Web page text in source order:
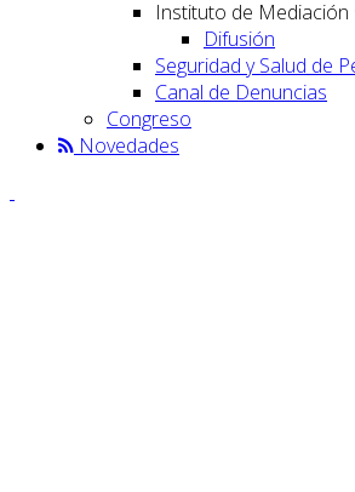
Instituto de Mediación
Difusión
Seguridad y Salud de
Canal de Denuncias
Congreso
Novedades